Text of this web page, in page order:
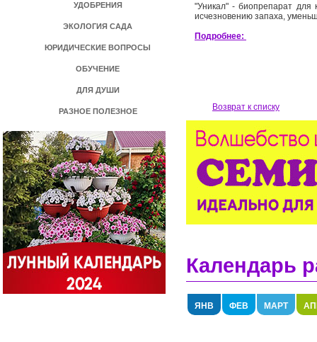
УДОБРЕНИЯ
ЭКОЛОГИЯ САДА
ЮРИДИЧЕСКИЕ ВОПРОСЫ
ОБУЧЕНИЕ
ДЛЯ ДУШИ
РАЗНОЕ ПОЛЕЗНОЕ
"Уникал" - биопрепарат для
исчезновению запаха,
Подробнее:
Возврат к списку
Календарь
ЯНВ ФЕВ МАРТ